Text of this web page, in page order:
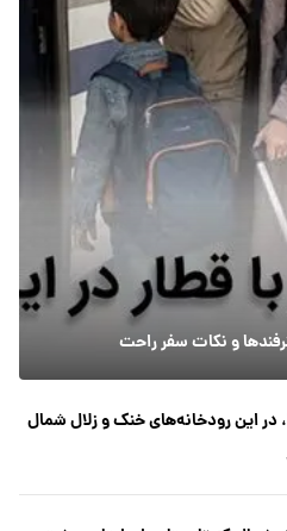
و نکات سفر راحت
در این رودخانه‌های خنک و زلال شمال